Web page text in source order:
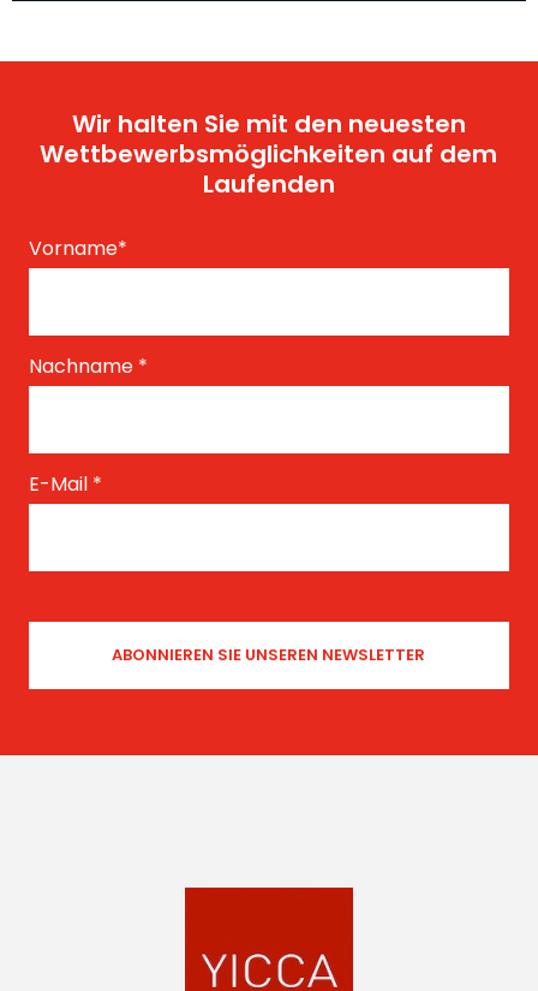
Wir halten Sie mit den neuesten
Wettbewerbsmöglichkeiten auf dem
Laufenden
Vorname*
Nachname *
E-Mail *